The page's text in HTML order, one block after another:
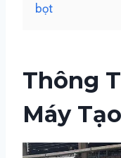
bọt
Thông
Máy